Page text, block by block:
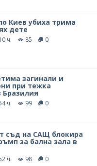
Киев убиха трима
дете
ч. 85 0
загинали и
при тежка
Бразилия
ч. 99 0
съд на САЩ блокира
за бална зала в
ч. 98 0